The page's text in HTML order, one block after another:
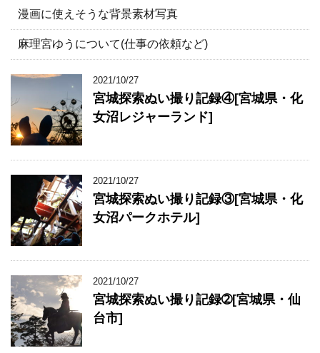
漫画に使えそうな背景素材写真
麻理宮ゆうについて(仕事の依頼など)
2021/10/27
宮城探索ぬい撮り記録④[宮城県・化
女沼レジャーランド]
2021/10/27
宮城探索ぬい撮り記録③[宮城県・化
女沼パークホテル]
2021/10/27
宮城探索ぬい撮り記録➁[宮城県・仙
台市]